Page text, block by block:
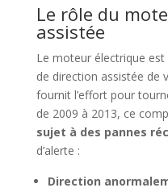
Le rôle du
assistée
Le moteur électrique est
de direction assistée de
fournit l’effort pour
de 2009 à 2013, ce
sujet à des pannes
d’alerte :
Direction